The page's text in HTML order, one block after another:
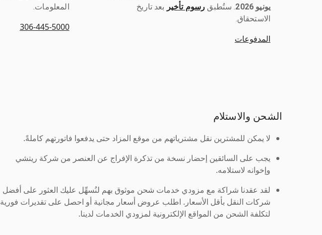
يونيو 2026
رسوم تأخير بعد تاريخ
الاستحقاق.
المدفوعات
المعلومات.
306-445-5000
الشحن والاستلام
لا يمكن للمشترين نقل مشترياتهم من موقع المزاد حتى يدفعوا فاتورتهم كاملةً.
يجب على السائقين إحضار نسخة من تذكرة الإفراج عن العنصر من شركة ريتشي
وإخوانه لاستلامه.
لقد عقدنا شراكة مع مزودي خدمات شحن موثوق بهم لنُسهِّل عليك العثور على أفضل
شركات النقل بأقل الأسعار. اطلب عروض أسعار مجانية أو احصل على تقديرات فورية
لتكلفة الشحن من المواقع الإلكترونية لمزودي الخدمات لدينا.